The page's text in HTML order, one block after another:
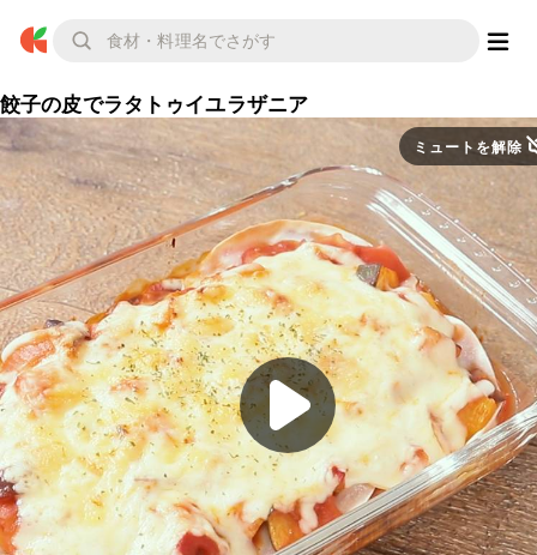
餃子の皮でラタトゥイユラザニア
ミュートを解除